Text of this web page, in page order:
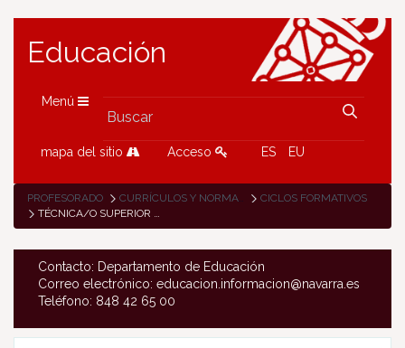
Educación
Menú
mapa del sitio Acceso ES EU
PROFESORADO CURRÍCULOS Y NORMATIVA
CICLOS FORMATIVOS
TÉCNICA/O SUPERIOR EN DISEÑO EN FABRICACIÓN MECÁNICA
Contacto: Departamento de Educación
Correo electrónico: educacion.informacion@navarra.es
Teléfono: 848 42 65 00